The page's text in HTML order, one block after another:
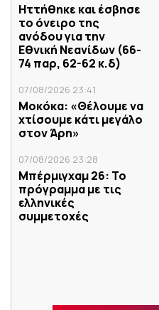
Ηττήθηκε και έσβησε
το όνειρο της
ανόδου για την
Εθνική Νεανίδων (66-
74 παρ, 62-62 κ.δ)
07/08/2026 23:41
Μοκόκα: «Θέλουμε να
χτίσουμε κάτι μεγάλο
στον Άρη»
07/08/2026 23:28
Μπέρμιγχαμ 26: Το
πρόγραμμα με τις
ελληνικές
συμμετοχές